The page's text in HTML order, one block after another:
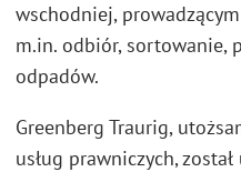
wschodniej,
m.in. odbiór, sortowanie,
odpadów.
Greenberg Traurig,
usług prawniczych,